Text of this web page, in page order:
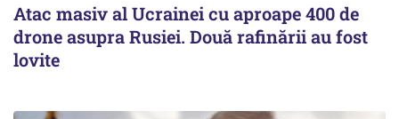
Atac masiv al Ucrainei cu aproape 400 de
drone asupra Rusiei. Două rafinării au fost
lovite